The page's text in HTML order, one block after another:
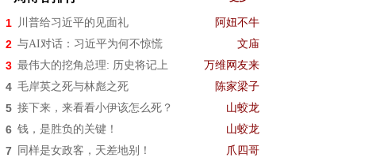
1 川普给习近平的见面礼 阿妞不牛
2 与AI对话：习近平为何不惊慌 文庙
3 最伟大的挖角总理: 历史将记上 万维网友来
4 毛岸英之死与林彪之死 陈家梁子
5 接下来，来看看小伊该怎么死？ 山蛟龙
6 钱，是胜负的关键！ 山蛟龙
7 同样是女政客，天差地别！ 爪四哥